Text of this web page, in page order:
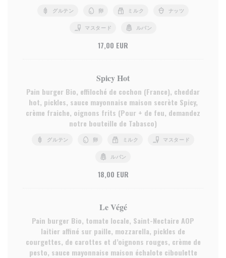
グルテン 卵 ミルク ナッツ
マスタード ルパン
17,00 EUR
Spicy Hot
Pain burger Bio, effiloché de cochon (France), cheddar
hot, pickles, sauce mayonnaise maison secrète Spicy,
crème fraiche, oignons frits (Pour + de feu, demandez
notre bouteille de Tabasco)
グルテン 卵 ミルク マスタード
ルパン
18,00 EUR
Le Végé
Pain burger Bio, tomate locale, Saint-Nectaire AOP
laitier affiné sur paille, mozzarella, pickles de
courgettes, de carottes et d’oignons rouges, crème de
pesto, sauce mayonnaise maison échalote ciboulette